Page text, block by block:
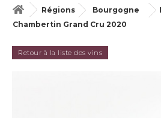
Régions Bourgogne
Chambertin Grand Cru 2020
Retour à la liste des vins